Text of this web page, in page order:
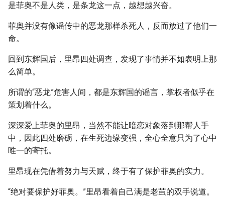
是菲奥不是人类，是条龙这一点，越想越兴奋。
菲奥并没有像谣传中的恶龙那样杀死人，反而放过了他们一
命。
回到东辉国后，里昂四处调查，发现了事情并不如表明上那
么简单。
所谓的“恶龙”危害人间，都是东辉国的谣言，掌权者似乎在
策划着什么。
深深爱上菲奥的里昂，当然不能让暗恋对象落到那帮人手
中，因此四处磨砺，在生死边缘变强，全心全意只为了心中
唯一的寄托。
里昂现在凭借着努力与天赋，终于有了保护菲奥的实力。
“绝对要保护好菲奥。”里昂看着自己满是老茧的双手说道。